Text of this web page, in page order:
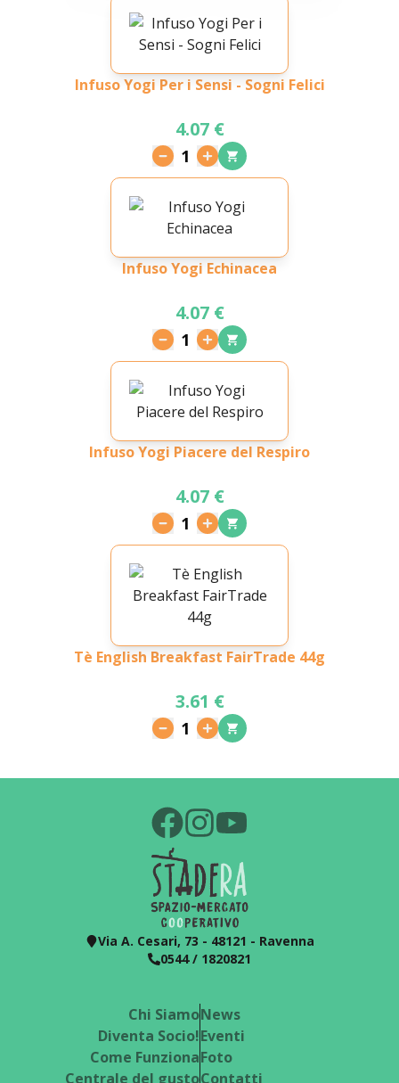
Infuso Yogi Per i Sensi - Sogni Felici
4.07 €
1
Infuso Yogi Echinacea
4.07 €
1
Infuso Yogi Piacere del Respiro
4.07 €
1
Tè English Breakfast FairTrade 44g
3.61 €
1
Via A. Cesari, 73 - 48121 - Ravenna
0544 / 1820821
Chi Siamo
Diventa Socio!
Come Funziona
Centrale del gusto
News
Eventi
Foto
Contatti